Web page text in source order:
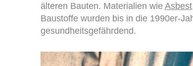
älteren Bauten. Materialien wie Asbest
Baustoffe wurden bis in die 1990er-
gesundheitsgefährdend.